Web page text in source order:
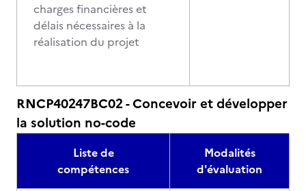
charges financières et
délais nécessaires à la
réalisation du projet
RNCP40247BC02 - Concevoir et développer
la solution no-code
Liste de
compétences
Modalités
d'évaluation